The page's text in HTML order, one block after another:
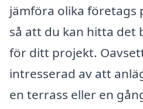
jämföra olika företags
så att du kan hitta det
för ditt projekt.
intresserad av att
en terrass eller en